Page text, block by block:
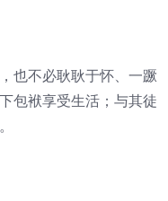
也不必耿耿于怀、一蹶
包袱享受生活；与其徒